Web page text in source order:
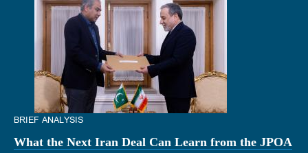
BRIEF ANALYSIS
What the Next Iran Deal Can Learn from the JPOA